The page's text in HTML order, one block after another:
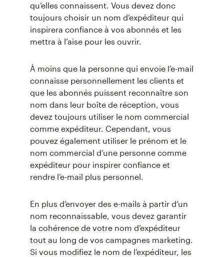
qu’elles connaissent. Vous devez donc
toujours choisir un nom d’expéditeur qui
inspirera confiance à vos abonnés et les
mettra à l’aise pour les ouvrir.
À moins que la personne qui envoie l’e-mail
connaisse personnellement les clients et
que les abonnés puissent reconnaître son
nom dans leur boîte de réception, vous
devez toujours utiliser le nom commercial
comme expéditeur. Cependant, vous
pouvez également utiliser le prénom et le
nom commercial d’une personne comme
expéditeur pour inspirer confiance et
rendre l’e-mail plus personnel.
En plus d’envoyer des e-mails à partir d’un
nom reconnaissable, vous devez garantir
la cohérence de votre nom d’expéditeur
tout au long de vos campagnes marketing.
Si vous modifiez le nom de l’expéditeur, les